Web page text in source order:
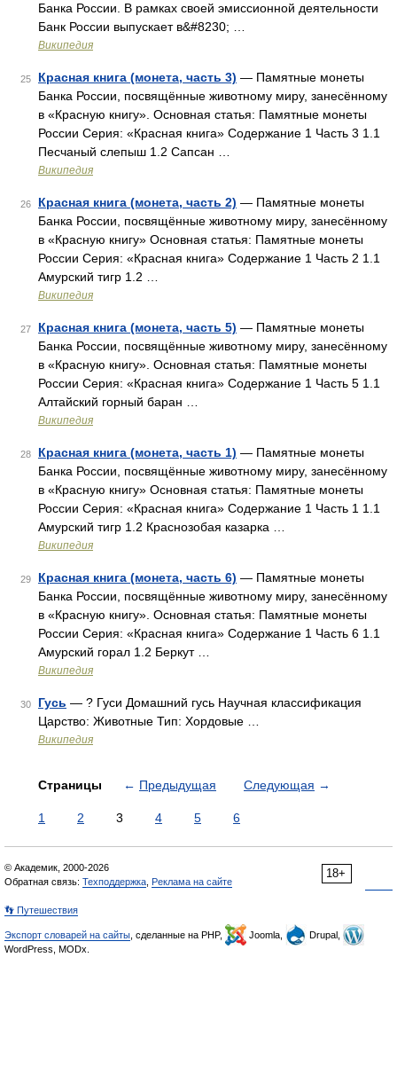
Банка России. В рамках своей эмиссионной деятельности
Банк России выпускает в&#8230; …
Википедия
25 Красная книга (монета, часть 3) — Памятные монеты
Банка России, посвящённые животному миру, занесённому
в «Красную книгу». Основная статья: Памятные монеты
России Серия: «Красная книга» Содержание 1 Часть 3 1.1
Песчаный слепыш 1.2 Сапсан …
Википедия
26 Красная книга (монета, часть 2) — Памятные монеты
Банка России, посвящённые животному миру, занесённому
в «Красную книгу» Основная статья: Памятные монеты
России Серия: «Красная книга» Содержание 1 Часть 2 1.1
Амурский тигр 1.2 …
Википедия
27 Красная книга (монета, часть 5) — Памятные монеты
Банка России, посвящённые животному миру, занесённому
в «Красную книгу». Основная статья: Памятные монеты
России Серия: «Красная книга» Содержание 1 Часть 5 1.1
Алтайский горный баран …
Википедия
28 Красная книга (монета, часть 1) — Памятные монеты
Банка России, посвящённые животному миру, занесённому
в «Красную книгу» Основная статья: Памятные монеты
России Серия: «Красная книга» Содержание 1 Часть 1 1.1
Амурский тигр 1.2 Краснозобая казарка …
Википедия
29 Красная книга (монета, часть 6) — Памятные монеты
Банка России, посвящённые животному миру, занесённому
в «Красную книгу». Основная статья: Памятные монеты
России Серия: «Красная книга» Содержание 1 Часть 6 1.1
Амурский горал 1.2 Беркут …
Википедия
30 Гусь — ? Гуси Домашний гусь Научная классификация
Царство: Животные Тип: Хордовые …
Википедия
Страницы ← Предыдущая Следующая →
1 2 3 4 5 6
18+
© Академик, 2000-2026
Обратная связь: Техподдержка Реклама на сайте
👣 Путешествия
Экспорт словарей на сайты , сделанные на PHP, Joomla,
Drupal,
WordPress, MODx.